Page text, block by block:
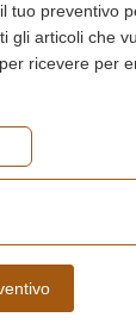
tuo preventivo
gli articoli che
ricevere per